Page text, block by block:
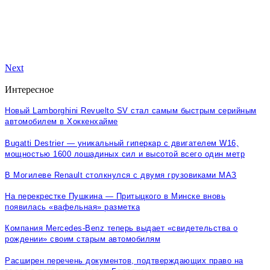
Next
Интересное
Новый Lamborghini Revuelto SV стал самым быстрым серийным
автомобилем в Хоккенхайме
Bugatti Destrier — уникальный гиперкар с двигателем W16,
мощностью 1600 лошадиных сил и высотой всего один метр
В Могилеве Renault столкнулся с двумя грузовиками МАЗ
На перекрестке Пушкина — Притыцкого в Минске вновь
появилась «вафельная» разметка
Компания Mercedes-Benz теперь выдает «свидетельства о
рождении» своим старым автомобилям
Расширен перечень документов, подтверждающих право на